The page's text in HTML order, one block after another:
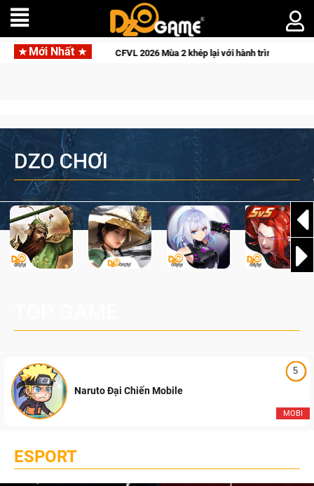
Mới Nhất
Mùa 2 khép lại với hành trình đầy cảm xúc, Team Falcons lên ngôi vô địch
DZO CHƠI
5
MOBI
Naruto Đại Chiến Mobile
ESPORT